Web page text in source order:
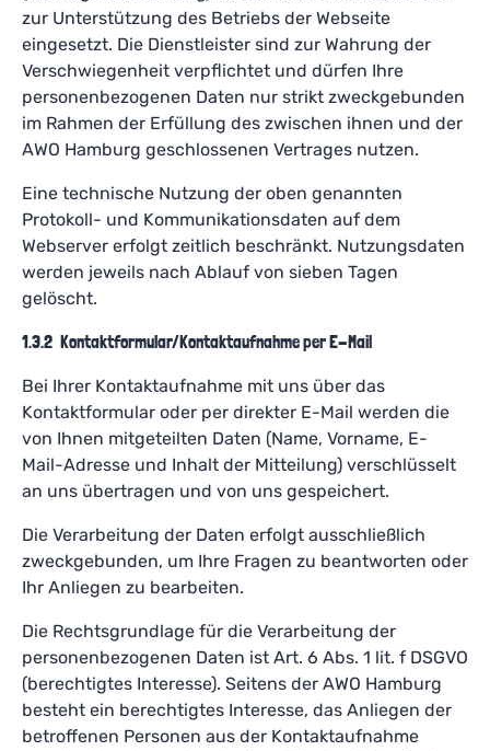
zur Unterstützung des Betriebs der Webseite
eingesetzt. Die Dienstleister sind zur Wahrung der
Verschwiegenheit verpflichtet und dürfen Ihre
personenbezogenen Daten nur strikt zweckgebunden
im Rahmen der Erfüllung des zwischen ihnen und der
AWO Hamburg geschlossenen Vertrages nutzen.
Eine technische Nutzung der oben genannten
Protokoll- und Kommunikationsdaten auf dem
Webserver erfolgt zeitlich beschränkt. Nutzungsdaten
werden jeweils nach Ablauf von sieben Tagen
gelöscht.
1.3.2 Kontaktformular/Kontaktaufnahme per E-Mail
Bei Ihrer Kontaktaufnahme mit uns über das
Kontaktformular oder per direkter E-Mail werden die
von Ihnen mitgeteilten Daten (Name, Vorname, E-
Mail-Adresse und Inhalt der Mitteilung) verschlüsselt
an uns übertragen und von uns gespeichert.
Die Verarbeitung der Daten erfolgt ausschließlich
zweckgebunden, um Ihre Fragen zu beantworten oder
Ihr Anliegen zu bearbeiten.
Die Rechtsgrundlage für die Verarbeitung der
personenbezogenen Daten ist Art. 6 Abs. 1 lit. f DSGVO
(berechtigtes Interesse). Seitens der AWO Hamburg
besteht ein berechtigtes Interesse, das Anliegen der
betroffenen Personen aus der Kontaktaufnahme